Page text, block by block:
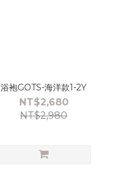
浴袍GOTS-海洋款1-2Y
NT$2,680
NT$2,980